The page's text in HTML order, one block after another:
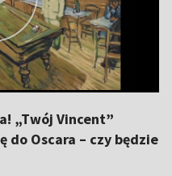
„Twój Vincent”
do Oscara – czy będzie